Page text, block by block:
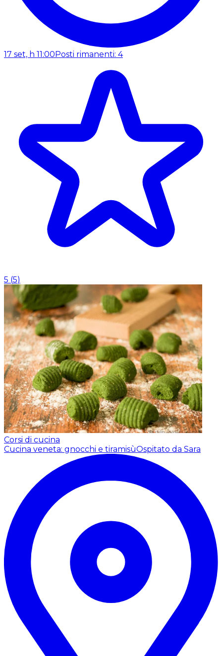
17 set, h 11:00Posti rimanenti: 4
5 (5)
Corsi di cucina
Cucina veneta: gnocchi e tiramisùOspitato da Sara